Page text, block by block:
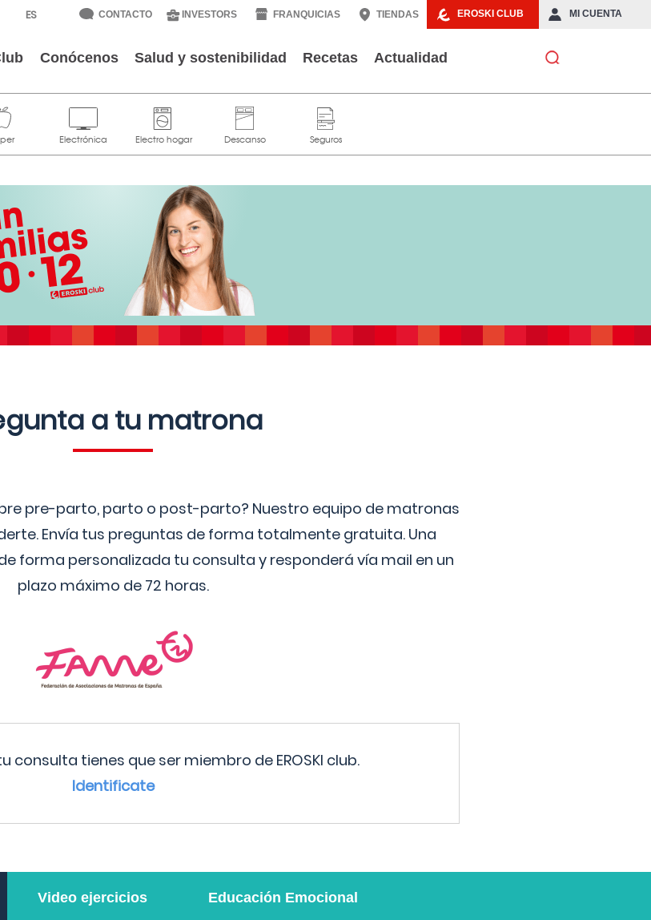
EROSKI CLUB MI CUENTA
CONTACTO INVESTORS FRANQUICIAS TIENDAS
Conócenos Salud y sostenibilidad Recetas Actualidad
a tu matrona
pre-parto, parto o post-parto? Nuestro equipo de matronas
Envía tus preguntas de forma totalmente gratuita. Una
forma personalizada tu consulta y responderá vía mail en un
plazo máximo de 72 horas.
consulta tienes que ser miembro de EROSKI club.
Identificate
Video ejercicios Educación Emocional